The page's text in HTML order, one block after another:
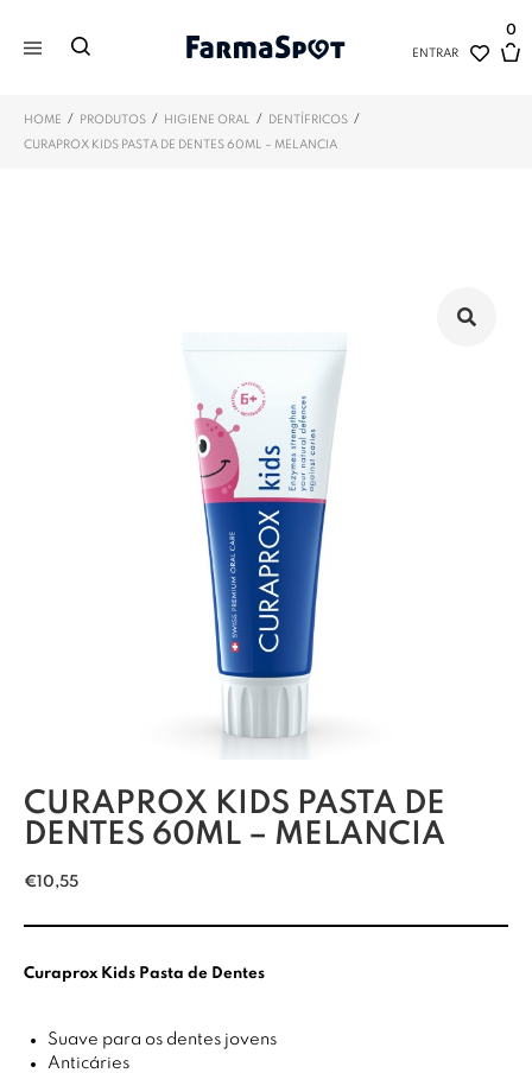
ENTRAR
0
HOME / PRODUTOS / HIGIENE ORAL / DENTÍFRICOS /
CURAPROX KIDS PASTA DE DENTES 60ML – MELANCIA
CURAPROX KIDS PASTA DE
DENTES 60ML – MELANCIA
€10,55
Curaprox Kids Pasta de Dentes
Suave para os dentes jovens
Anticáries